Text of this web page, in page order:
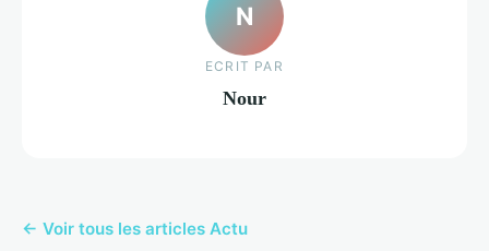
N
ECRIT PAR
Nour
← Voir tous les articles Actu